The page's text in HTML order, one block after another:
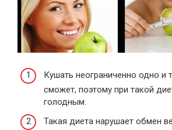
Кушать неограниченно одно и
сможет, поэтому при такой
голодным.
Такая диета нарушает обмен